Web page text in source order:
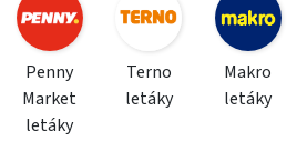
Penny
Market
letáky
Terno
letáky
Makro
letáky